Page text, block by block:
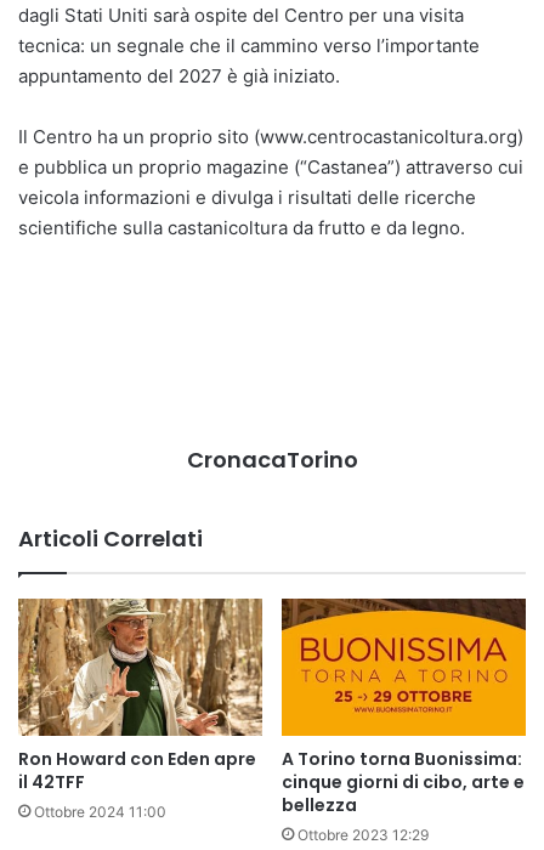
dagli Stati Uniti sarà ospite del Centro per una visita
tecnica: un segnale che il cammino verso l’importante
appuntamento del 2027 è già iniziato.
Il Centro ha un proprio sito (www.centrocastanicoltura.org)
e pubblica un proprio magazine (“Castanea”) attraverso cui
veicola informazioni e divulga i risultati delle ricerche
scientifiche sulla castanicoltura da frutto e da legno.
CronacaTorino
Articoli Correlati
Ron Howard con Eden apre
il 42TFF
Ottobre 2024 11:00
A Torino torna Buonissima:
cinque giorni di cibo, arte e
bellezza
Ottobre 2023 12:29